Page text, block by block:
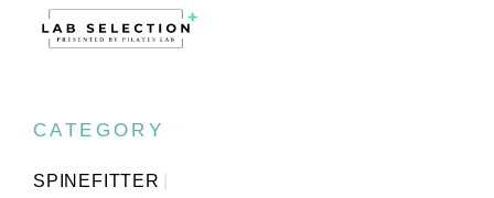
CATEGORY
SPINEFITTER